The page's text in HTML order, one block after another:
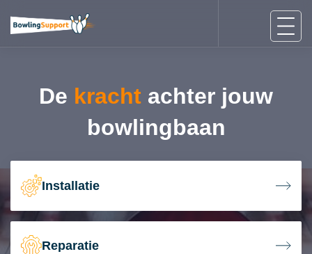
De kracht achter jouw
bowlingbaan
Installatie
Reparatie